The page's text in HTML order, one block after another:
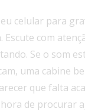
celular para
Escute com
Se o som
uma cabine
que falta
de procurar